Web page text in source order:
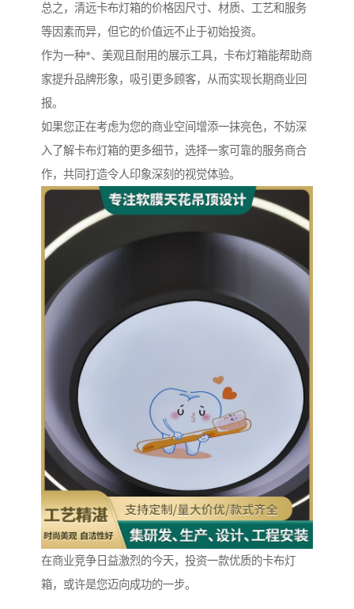
总之，清远卡布灯箱的价格因尺寸、材质、工艺和服务
等因素而异，但它的价值远不止于初始投资。
作为一种*、美观且耐用的展示工具，卡布灯箱能帮助商
家提升品牌形象，吸引更多顾客，从而实现长期商业回
报。
如果您正在考虑为您的商业空间增添一抹亮色，不妨深
入了解卡布灯箱的更多细节，选择一家可靠的服务商合
作，共同打造令人印象深刻的视觉体验。
在商业竞争日益激烈的今天，投资一款优质的卡布灯
箱，或许是您迈向成功的一步。